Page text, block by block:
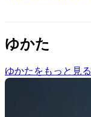
ゆかた
ゆかたをもっと見る